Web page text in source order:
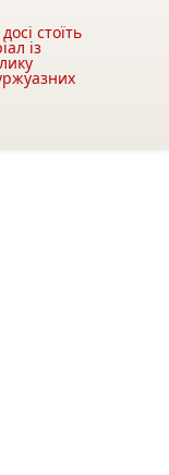
стоїть
із